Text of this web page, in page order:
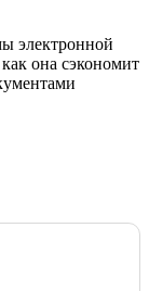
электронной
она сэкономит